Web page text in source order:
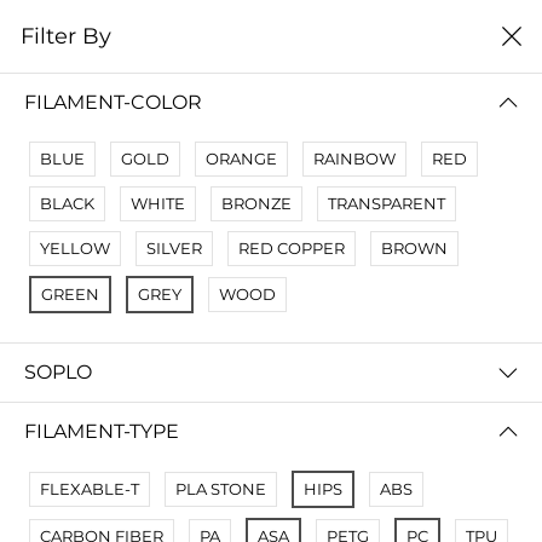
0
No Results
Not Found Filters1
Not Found Filters2
Filter By
FILAMENT-COLOR
BLUE GOLD ORANGE RAINBOW RED
BLACK WHITE BRONZE TRANSPARENT
YELLOW SILVER RED COPPER BROWN
GREEN GREY WOOD
SOPLO
FILAMENT-TYPE
FLEXABLE-T PLA STONE HIPS ABS
CARBON FIBER PA ASA PETG PC TPU